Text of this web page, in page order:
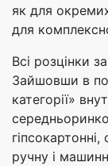
як для
для
Всі розцінки
Зайшовши в
категорії»
ручну і